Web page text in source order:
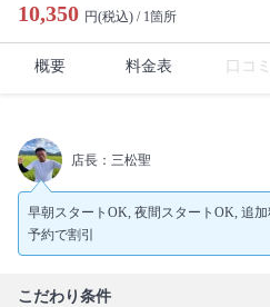
10,350 円(税込) / 1箇所
概要 料金表 口コミ
店長：三松聖
早朝スタートOK, 夜間スタートOK, 追
予約で割引
こだわり条件